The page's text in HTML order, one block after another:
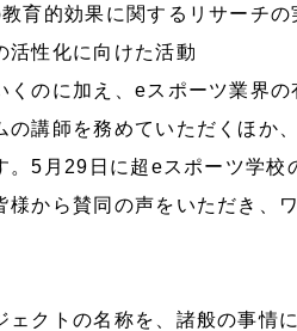
教育的効果に関するリサーチ
活性化に向けた活動
くのに加え、eスポーツ業界
の講師を務めていただくほか
。5月29日に超eスポーツ学
様から賛同の声をいただき、
ェクトの名称を、諸般の事情